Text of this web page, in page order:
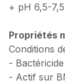
+ pH 6,5-7,5
Propriétés
Conditions
-
- Actif sur